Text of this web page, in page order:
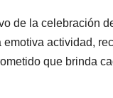
de la celebración
actividad,
que brinda